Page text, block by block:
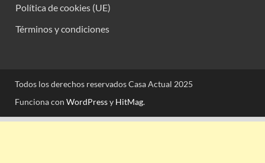
Política de cookies (UE)
Términos y condiciones
Todos los derechos reservados Casa Actual 2025
Funciona con WordPressy HitMag.